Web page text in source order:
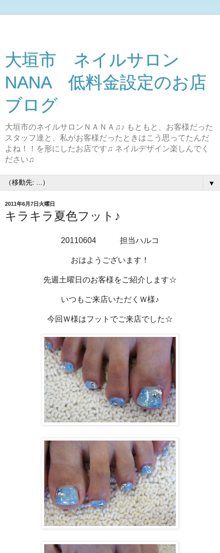
大垣市 ネイルサロン
NANA 低料金設定のお店
ブログ
大垣市のネイルサロンＮＡＮＡ♫♪ もともと、お客様だった
スタッフ達と、私がお客様だったときはこう思ってたんだ
よね！！を形にしたお店です♫ ネイルデザイン楽しんでく
ださい♫
▼
2011年6月7日火曜日
キラキラ夏色フット♪
20110604 担当ハルコ
おはようございます！
先週土曜日のお客様をご紹介します☆
いつもご来店いただくＷ様♪
今回Ｗ様はフットでご来店でした☆